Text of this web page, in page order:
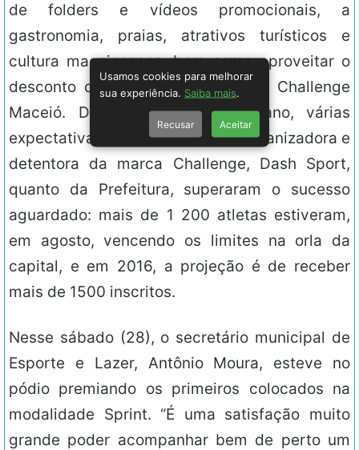
de folders e vídeos promocionais, a
gastronomia, praias, atrativos turísticos e
cultura maceioenses, bem como aproveitar o
desconto de 20% na inscrição do Challenge
Maceió. Dado o esforço esse ano, várias
expectativas, tanto da empresa organizadora e
detentora da marca Challenge, Dash Sport,
quanto da Prefeitura, superaram o sucesso
aguardado: mais de 1 200 atletas estiveram,
em agosto, vencendo os limites na orla da
capital, e em 2016, a projeção é de receber
mais de 1500 inscritos.
Nesse sábado (28), o secretário municipal de
Esporte e Lazer, Antônio Moura, esteve no
pódio premiando os primeiros colocados na
modalidade Sprint. “É uma satisfação muito
grande poder acompanhar bem de perto um
Usamos cookies para melhorar
sua experiência. Saiba mais
Recusar Aceitar